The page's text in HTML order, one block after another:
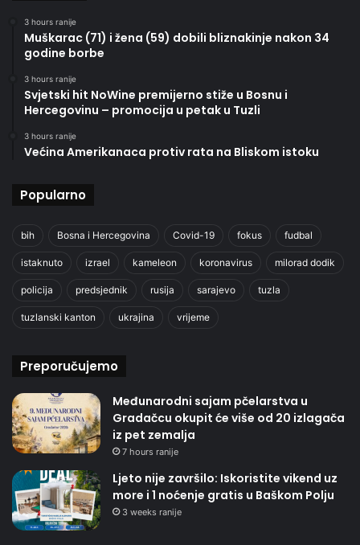
3 hours ranije
Muškarac (71) i žena (59) dobili bliznakinje nakon 34
godine borbe
3 hours ranije
Svjetski hit NoWine premijerno stiže u Bosnu i
Hercegovinu – promocija u petak u Tuzli
3 hours ranije
Većina Amerikanaca protiv rata na Bliskom istoku
Popularno
bih Bosna i Hercegovina Covid-19 fokus fudbal
istaknuto izrael kameleon koronavirus milorad dodik
policija predsjednik rusija sarajevo tuzla
tuzlanski kanton ukrajina vrijeme
Preporučujemo
Međunarodni sajam pčelarstva u
Gradačcu okupit će više od 20 izlagača
iz pet zemalja
7 hours ranije
Ljeto nije završilo: Iskoristite vikend uz
more i 1 noćenje gratis u Baškom Polju
3 weeks ranije